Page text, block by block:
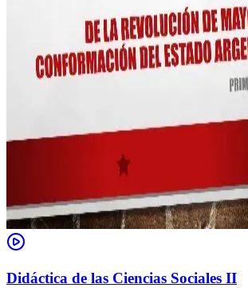
Didáctica de las Ciencias Sociales II